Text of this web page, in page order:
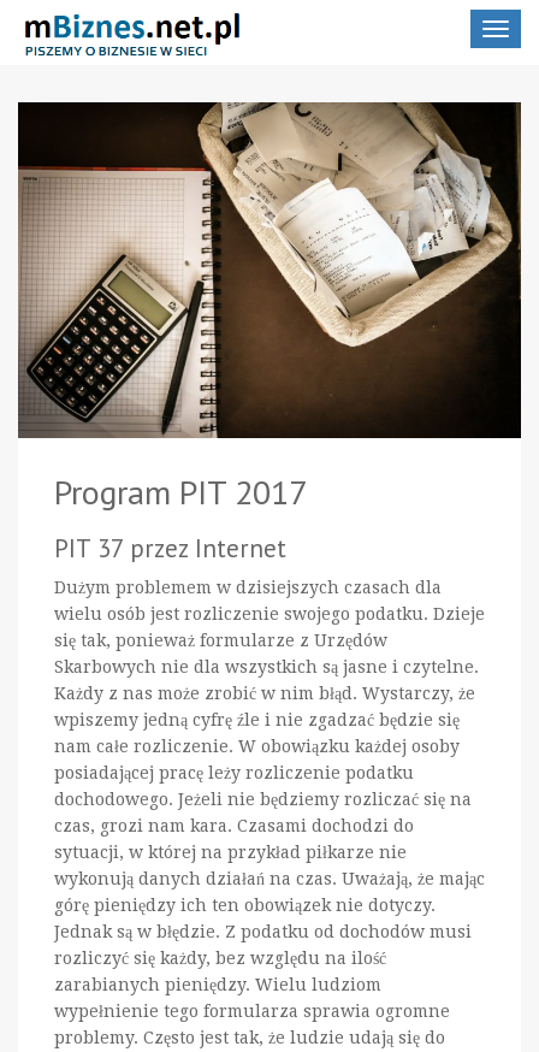
Toggle
Program PIT 2017
PIT 37 przez Internet
Dużym problemem w dzisiejszych czasach dla
wielu osób jest rozliczenie swojego podatku. Dzieje
się tak, ponieważ formularze z Urzędów
Skarbowych nie dla wszystkich są jasne i czytelne.
Każdy z nas może zrobić w nim błąd. Wystarczy, że
wpiszemy jedną cyfrę źle i nie zgadzać będzie się
nam całe rozliczenie. W obowiązku każdej osoby
posiadającej pracę leży rozliczenie podatku
dochodowego. Jeżeli nie będziemy rozliczać się na
czas, grozi nam kara. Czasami dochodzi do
sytuacji, w której na przykład piłkarze nie
wykonują danych działań na czas. Uważają, że mając
górę pieniędzy ich ten obowiązek nie dotyczy.
Jednak są w błędzie. Z podatku od dochodów musi
rozliczyć się każdy, bez względu na ilość
zarabianych pieniędzy. Wielu ludziom
wypełnienie tego formularza sprawia ogromne
problemy. Często jest tak, że ludzie udają się do